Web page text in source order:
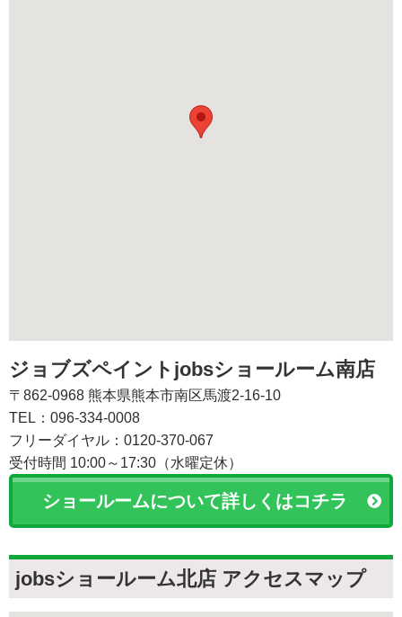
ジョブズペイントjobsショールーム南店
〒862-0968 熊本県熊本市南区馬渡2-16-10
TEL：096-334-0008
フリーダイヤル：0120-370-067
受付時間 10:00～17:30（水曜定休）
ショールームについて詳しくはコチラ
jobsショールーム北店 アクセスマップ